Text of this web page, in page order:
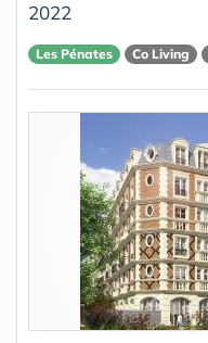
2022
Les Pénates Co Living